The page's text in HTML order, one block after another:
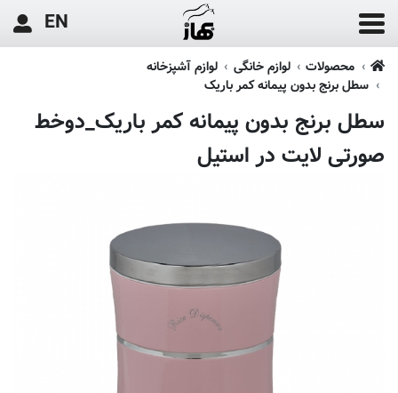
EN
محصولات لوازم خانگی
لوازم آشپزخانه
سطل برنج بدون پیمانه کمر باریک
سطل برنج بدون پیمانه کمر باریک_دوخط
صورتی لایت در استیل